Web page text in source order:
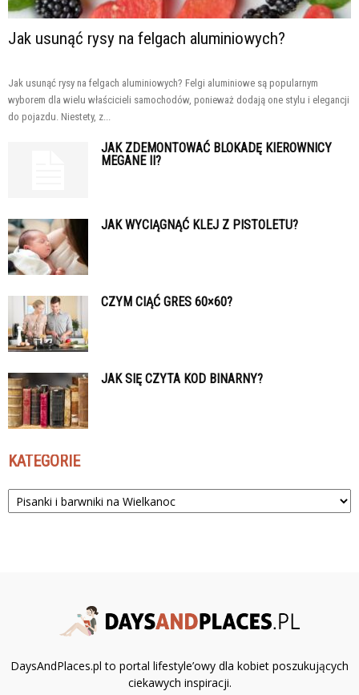
Jak usunąć rysy na felgach aluminiowych?
Jak usunąć rysy na felgach aluminiowych? Felgi aluminiowe są popularnym
wyborem dla wielu właścicieli samochodów, ponieważ dodają one stylu i elegancji
do pojazdu. Niestety, z...
JAK ZDEMONTOWAĆ BLOKADĘ KIEROWNICY
MEGANE II?
JAK WYCIĄGNĄĆ KLEJ Z PISTOLETU?
CZYM CIĄĆ GRES 60×60?
JAK SIĘ CZYTA KOD BINARNY?
KATEGORIE
Kategorie
DaysAndPlaces.pl to portal lifestyle’owy dla kobiet poszukujących
ciekawych inspiracji.